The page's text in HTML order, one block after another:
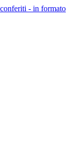
- in formato